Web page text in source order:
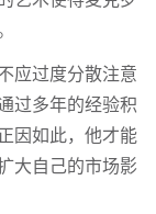
应过度分散注意
过多年的经验积
因如此，他才能
大自己的市场影